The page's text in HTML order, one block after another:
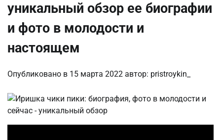
уникальный обзор ее биографии
и фото в молодости и
настоящем
Опубликовано в 15 марта 2022 автор: pristroykin_